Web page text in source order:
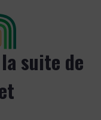
suite de